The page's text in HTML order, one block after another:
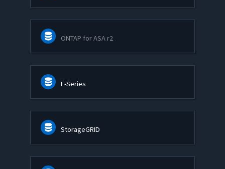
ONTAP for ASA r2
E-Series
StorageGRID